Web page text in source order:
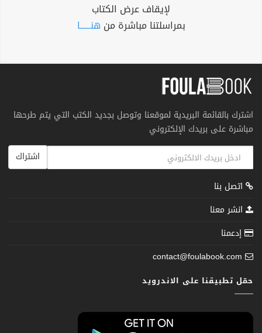
لإيقاف عرض الكتاب
بمراسلتنا مباشرة من هنــــــا
اشترك بالقائمة البريدية لموقعنا وتوصل بجديد الكتب التي يتم طرحها
مباشرة على بريدك الإلكتروني
اشتراك
اتصل بنا
انشر معنا
إدعمنا
contact@foulabook.com
حمّل تطبيقنا على الاندرويد